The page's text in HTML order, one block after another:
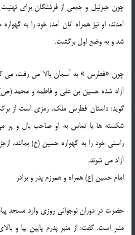
چون جبرئیل و جمعی از فرشتگان برای
آمدند، او نیز همراه آنان آمد; خود را به
شد و به وضع اول برگشت.
چون «فطرس » به آسمان بالا می رفت، می
آزاد شده حسین بن علی و فاطمه و محمد
گوید: داستان فطرس ملک، رمزی است از
شکسته ها با تماس به او صاحب بال و پر می
راستی خود را به گهواره حسین (ع) بمالند،
آزاد می شوند.
امام حسین (ع) همراه و همرزم پدر و برادر
حضرت در دوران نوجوانی روزی وارد مسجد
منبر است. گفت: از منبر پدرم پایین بیا و